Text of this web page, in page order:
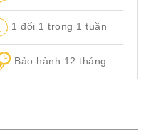
1 đổi 1 trong 1 tuần
Bảo hành 12 tháng